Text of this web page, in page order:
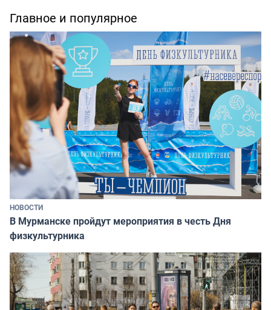
Главное и популярное
НОВОСТИ
В Мурманске пройдут мероприятия в честь Дня
физкультурника